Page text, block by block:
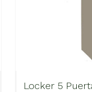
Locker 5